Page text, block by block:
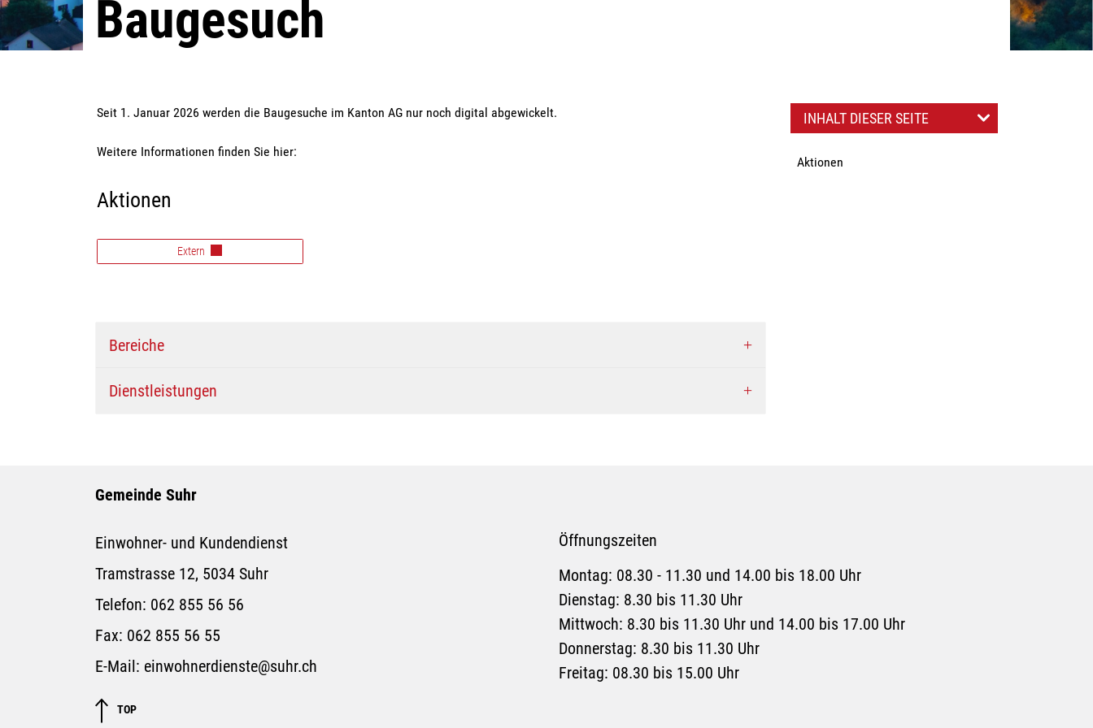
Baugesuch
INHALT DIESER SEITE
Aktionen
Seit 1. Januar 2026 werden die Baugesuche im Kanton AG nur noch digital abgewickelt.
Weitere Informationen finden Sie hier:
Aktionen
Extern
Bereiche
Dienstleistungen
Gemeinde Suhr
Einwohner- und Kundendienst
Tramstrasse 12, 5034 Suhr
Telefon: 062 855 56 56
Fax: 062 855 56 55
E-Mail: einwohnerdienste@suhr.ch
Öffnungszeiten
Montag: 08.30 - 11.30 und 14.00 bis 18.00 Uhr
Dienstag: 8.30 bis 11.30 Uhr
Mittwoch: 8.30 bis 11.30 Uhr und 14.00 bis 17.00 Uhr
Donnerstag: 8.30 bis 11.30 Uhr
Freitag: 08.30 bis 15.00 Uhr
TOP